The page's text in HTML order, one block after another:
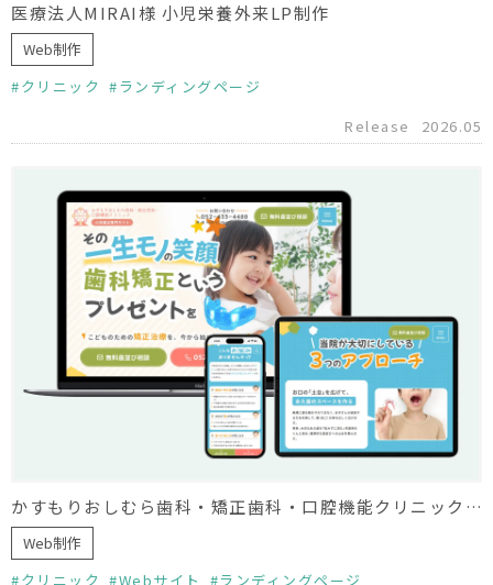
医療法人MIRAI様 小児栄養外来LP制作
Web制作
クリニック
ランディングページ
Release
2026.05
かすもりおしむら歯科・矯正歯科・口腔機能クリニック様 小児矯正LP制作
Web制作
クリニック
Webサイト
ランディングページ